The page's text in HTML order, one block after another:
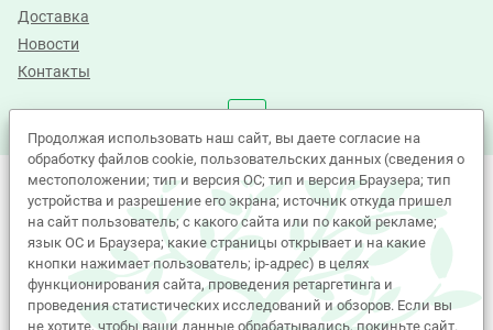
Продолжая использовать наш сайт, вы даете согласие на
обработку файлов cookie, пользовательских данных (сведения о
местоположении; тип и версия ОС; тип и версия Браузера; тип
устройства и разрешение его экрана; источник откуда пришел
на сайт пользователь; с какого сайта или по какой рекламе;
язык ОС и Браузера; какие страницы открывает и на какие
кнопки нажимает пользователь; ip-адрес) в целях
функционирования сайта, проведения ретаргетинга и
проведения статистических исследований и обзоров. Если вы
не хотите, чтобы ваши данные обрабатывались, покиньте сайт.
Доставка
Новости
Контакты
©Лабиос 2010 - 2026. All Rights Reserved.
Политика принятия персональных данных
Политика обработки Cookie-файлов
Согласие на обработку персональных данных
Вся представленная на сайте информация, касающаяся
характеристик, стоимости товаров, носит исключительно